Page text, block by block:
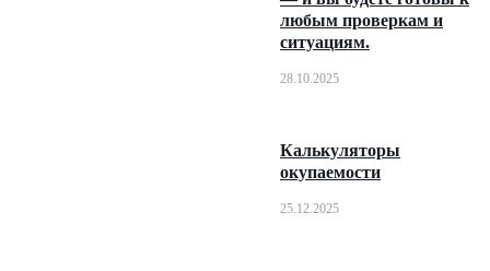
любым проверкам и
ситуациям.
28.10.2025
Калькуляторы
окупаемости
25.12.2025